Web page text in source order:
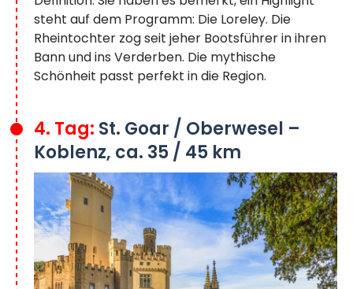
steht auf dem Programm: Die Loreley. Die
Rheintochter zog seit jeher Bootsführer in ihren
Bann und ins Verderben. Die mythische
Schönheit passt perfekt in die Region.
4. Tag: St. Goar / Oberwesel –
Koblenz, ca. 35 / 45 km